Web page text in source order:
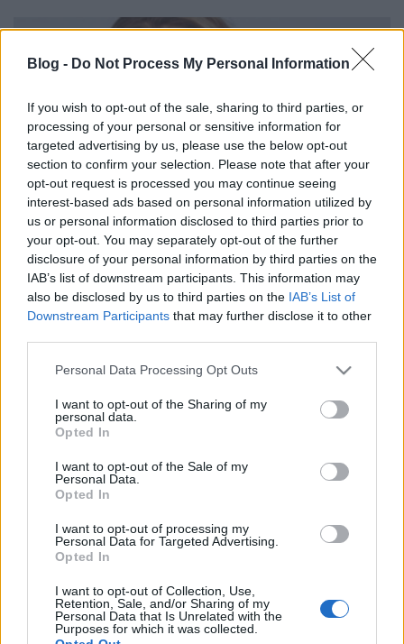
Blog - Do Not Process My Personal Information
If you wish to opt-out of the sale, sharing to third parties, or
processing of your personal or sensitive information for
targeted advertising by us, please use the below opt-out
section to confirm your selection. Please note that after your
opt-out request is processed you may continue seeing
interest-based ads based on personal information utilized by
us or personal information disclosed to third parties prior to
your opt-out. You may separately opt-out of the further
disclosure of your personal information by third parties on the
IAB’s list of downstream participants. This information may
also be disclosed by us to third parties on the IAB’s List of
Downstream Participants that may further disclose it to other
Please note that this website/app uses one or more Google
not limited to your visit or usage behaviour. You may click to
grant or deny consent to Google and its third-party tags to
use your data for below specified purposes in below Google
consent section.
Personal Data Processing Opt Outs
I want to opt-out of the Sharing of my
personal data.
Opted In
I want to opt-out of the Sale of my
Personal Data.
Opted In
I want to opt-out of processing my
Personal Data for Targeted Advertising.
Opted In
I want to opt-out of Collection, Use,
Retention, Sale, and/or Sharing of my
Personal Data that Is Unrelated with the
Purposes for which it was collected.
Elköszönt a nézőktől Szabó Zsófi... (Fotó: Internet)
Címkék: tv2 búcsú bejegyzés mokka gondolatébresztő
babavárás repost szabó zsófi celebcunami bulvárriadó
Ajánlott bejegyzések:
Szabó Zsófi marad a TV2-nél...